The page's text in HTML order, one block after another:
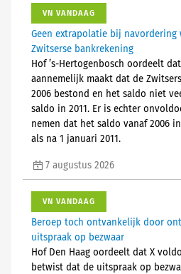
VN VANDAAG
Geen extrapolatie bij navordering
Zwitserse bankrekening
Hof ’s-Hertogenbosch oordeelt
aannemelijk maakt dat de
2006 bestond en het saldo niet
saldo in 2011. Er is echter
nemen dat het saldo vanaf 2006
als na 1 januari 2011.
7 augustus 2026
VN VANDAAG
Beroep toch ontvankelijk door
uitspraak op bezwaar
Hof Den Haag oordeelt dat X
betwist dat de uitspraak op